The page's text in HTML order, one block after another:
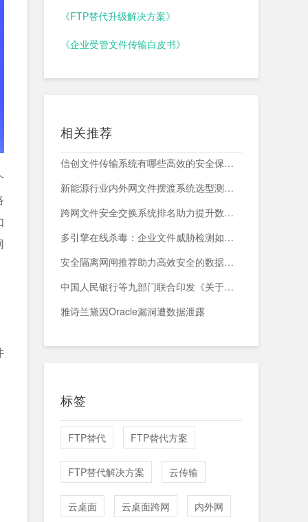
《FTP替代升级解决方案》
《企业受管文件传输白皮书》
相关推荐
信创文件传输系统有哪些高效的安全保障措施？
新能源行业内外网文件摆渡系统选型测评，附头部企业跨网部署案例
跨网文件安全交换系统排名助力提升数据传输安全与效率
多引擎在线杀毒：企业文件威胁检测如何减少漏报与误报？
安全隔离网闸推荐助力高效安全的数据交换与网络防护
中国人民银行等九部门联合印发《关于加强科技金融领域数据开发利用的通知》
雅诗兰黛因Oracle漏洞遭数据泄露
标签
FTP替代 FTP替代方案
FTP替代解决方案 云传输
云桌面 云桌面跨网 内外网